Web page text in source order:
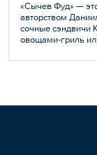
«Сычев Фуд» —
авторством
сочные сэндвичи
овощами-гриль